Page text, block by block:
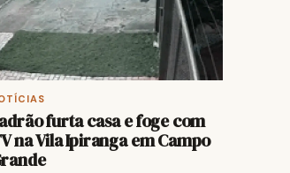
furta casa e foge com
na Vila Ipiranga em Campo